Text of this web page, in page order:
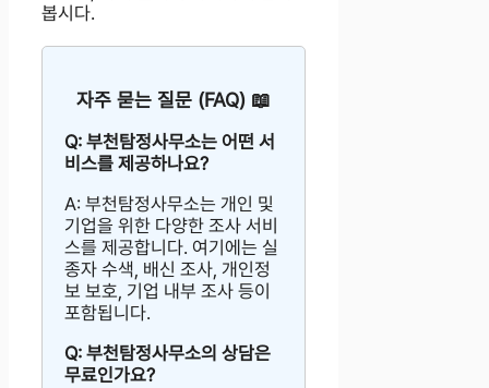
봅시다.
자주 묻는 질문 (FAQ) 📖
Q: 부천탐정사무소는 어떤 서
비스를 제공하나요?
A: 부천탐정사무소는 개인 및
기업을 위한 다양한 조사 서비
스를 제공합니다. 여기에는 실
종자 수색, 배신 조사, 개인정
보 보호, 기업 내부 조사 등이
포함됩니다.
Q: 부천탐정사무소의 상담은
무료인가요?